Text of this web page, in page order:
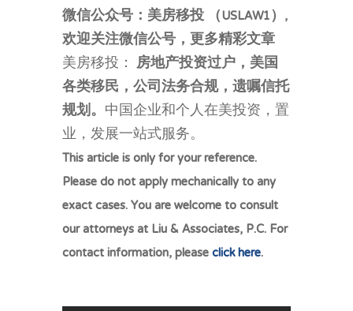
微信公众号：美房移投 （USLAW1）,
欢迎关注微信公号，更多精彩文章
美房移投： 房地产投资过户，美国
各类移民，公司法务合规，遗嘱信托
规划。 中国企业和个人在美投资，置
业，发展一站式服务。
This article is only for your reference.
Please do not apply mechanically to any
exact cases. You are welcome to consult
our attorneys at Liu & Associates, P.C. For
contact information, pleaseclick here.